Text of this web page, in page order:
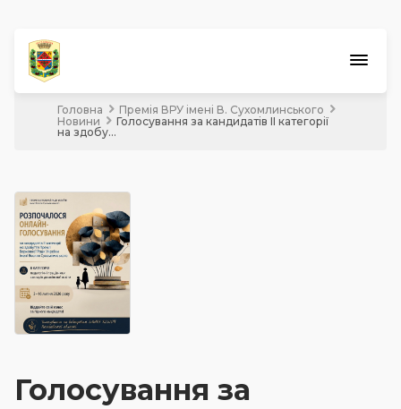
Обласний конкурс
Краудфандинг
Головна
Премія ВРУ імені В. Сухомлинського
Новини
Голосування за кандидатів ІІ категорії
на здобу...
Голосування за